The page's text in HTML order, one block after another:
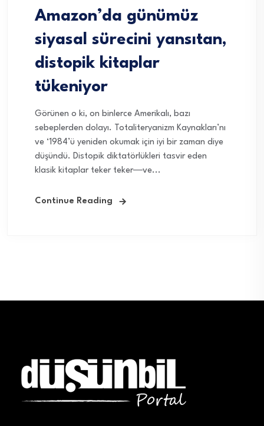
Amazon’da günümüz
siyasal sürecini yansıtan,
distopik kitaplar
tükeniyor
Görünen o ki, on binlerce Amerikalı, bazı
sebeplerden dolayı. Totaliteryanizm Kaynakları’nı
ve ‘1984’ü yeniden okumak için iyi bir zaman diye
düşündü. Distopik diktatörlükleri tasvir eden
klasik kitaplar teker teker―ve...
Continue Reading